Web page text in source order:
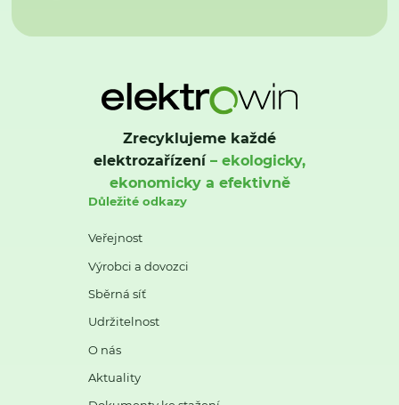
Zrecyklujeme každé
elektrozařízení– ekologicky,
ekonomicky a efektivně
Důležité odkazy
Veřejnost
Výrobci a dovozci
Sběrná síť
Udržitelnost
O nás
Aktuality